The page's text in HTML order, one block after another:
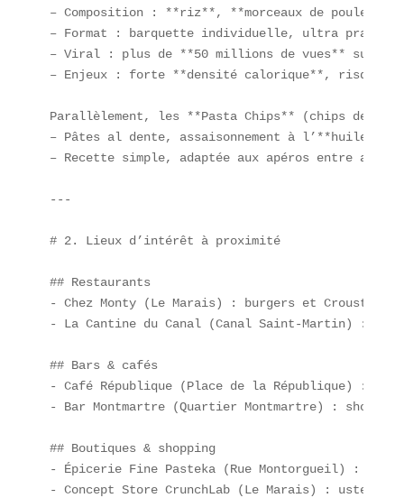
– Composition : **riz**, **morceaux de poulet
– Format : barquette individuelle, ultra
– Viral : plus de **50 millions de vues** sur
– Enjeux : forte **densité calorique**, risques
Parallèlement, les **Pasta Chips** (chips de
– Pâtes al dente, assaisonnement à l’**huile
– Recette simple, adaptée aux apéros entre amis.
---
# 2. Lieux d’intérêt à proximité
## Restaurants
- Chez Monty (Le Marais) : burgers et Crousty
- La Cantine du Canal (Canal Saint-Martin) :
## Bars & cafés
- Café République (Place de la République) :
- Bar Montmartre (Quartier Montmartre) : shot
## Boutiques & shopping
- Épicerie Fine Pasteka (Rue Montorgueil) :
- Concept Store CrunchLab (Le Marais) :